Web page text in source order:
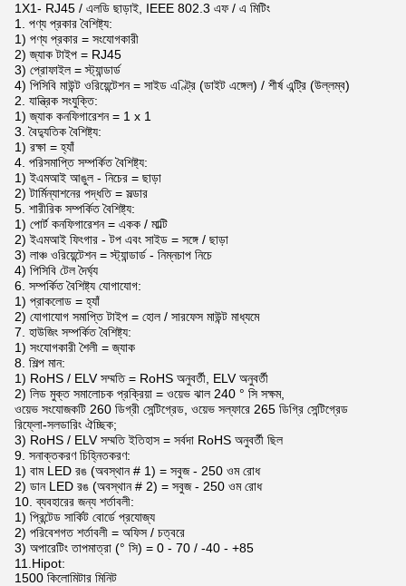
1X1- RJ45 / এলডি ছাড়াই, IEEE 802.3 এফ / এ মিটিং
1. পণ্য প্রকার বৈশিষ্ট্য:
1) পণ্য প্রকার = সংযোগকারী
2) জ্যাক টাইপ = RJ45
3) প্রোফাইল = স্ট্যান্ডার্ড
4) পিসিবি মাউন্ট ওরিয়েন্টেশন = সাইড এণ্ট্রি (ডাইট এঙ্গেল) / শীর্ষ এন্ট্রি (উল্লম্ব)
2. যান্ত্রিক সংযুক্তি:
1) জ্যাক কনফিগারেশন = 1 x 1
3. বৈদ্যুতিক বৈশিষ্ট্য:
1) রক্ষা = হ্যাঁ
4. পরিসমাপ্তি সম্পর্কিত বৈশিষ্ট্য:
1) ইএমআই আঙুল - নিচের = ছাড়া
2) টার্মিন্যাশনের পদ্ধতি = সল্ডার
5. শারীরিক সম্পর্কিত বৈশিষ্ট্য:
1) পোর্ট কনফিগারেশন = একক / মাল্টি
2) ইএমআই ফিংগার - টপ এবং সাইড = সঙ্গে / ছাড়া
3) লাঞ্চ ওরিয়েন্টেশন = স্ট্যান্ডার্ড - নিম্নচাপ নিচে
4) পিসিবি টেল দৈর্ঘ্য
6. সম্পর্কিত বৈশিষ্ট্য যোগাযোগ:
1) প্রাকলোড = হ্যাঁ
2) যোগাযোগ সমাপ্তি টাইপ = হোল / সারফেস মাউন্ট মাধ্যমে
7. হাউজিং সম্পর্কিত বৈশিষ্ট্য:
1) সংযোগকারী শৈলী = জ্যাক
8. শিল্প মান:
1) RoHS / ELV সম্মতি = RoHS অনুবর্তী, ELV অনুবর্তী
2) লিড মুক্ত সমালোচক প্রক্রিয়া = ওয়েভ ঝাল 240 ° সি সক্ষম,
ওয়েভ সংযোজকটি 260 ডিগ্রী সেন্টিগ্রেড, ওয়েভ সল্ফারে 265 ডিগ্রি সেন্টিগ্রেড
রিফ্লো-সলডারিং ঐচ্ছিক;
3) RoHS / ELV সম্মতি ইতিহাস = সর্বদা RoHS অনুবর্তী ছিল
9. সনাক্তকরণ চিহ্নিতকরণ:
1) বাম LED রঙ (অবস্থান # 1) = সবুজ - 250 ওম রোধ
2) ডান LED রঙ (অবস্থান # 2) = সবুজ - 250 ওম রোধ
10. ব্যবহারের জন্য শর্তাবলী:
1) প্রিন্টেড সার্কিট বোর্ডে প্রযোজ্য
2) পরিবেশগত শর্তাবলী = অফিস / চত্বরে
3) অপারেটিং তাপমাত্রা (° সি) = 0 - 70 / -40 - +85
11.Hipot:
1500 কিলোমিটার মিনিট